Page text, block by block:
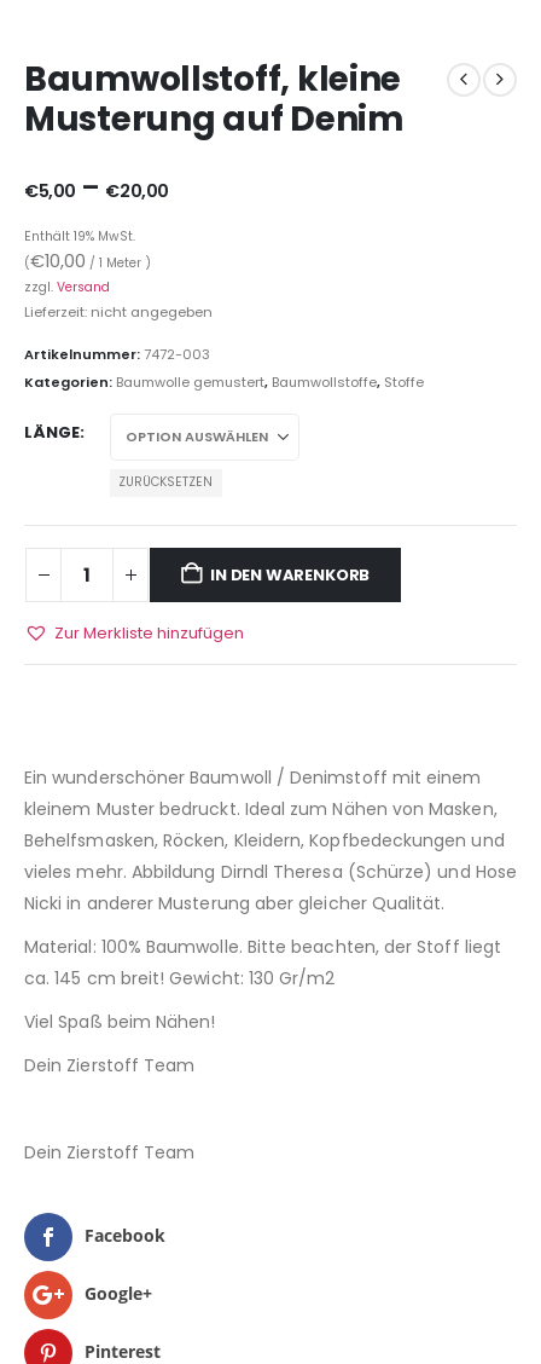
Baumwollstoff, kleine
Musterung auf Denim
€5,00 – €20,00
Enthält 19% MwSt.
(€10,00 / 1 Meter )
zzgl. Versand
Lieferzeit: nicht angegeben
Artikelnummer:7472-003
Kategorien: Baumwolle gemustert, Baumwollstoffe, Stoffe
LÄNGE
ZURÜCKSETZEN
IN DEN WARENKORB
Zur Merkliste hinzufügen
Ein wunderschöner Baumwoll / Denimstoff mit einem
kleinem Muster bedruckt. Ideal zum Nähen von Masken,
Behelfsmasken, Röcken, Kleidern, Kopfbedeckungen und
vieles mehr. Abbildung Dirndl Theresa (Schürze) und Hose
Nicki in anderer Musterung aber gleicher Qualität.
Material: 100% Baumwolle. Bitte beachten, der Stoff liegt
ca. 145 cm breit! Gewicht: 130 Gr/m2
Viel Spaß beim Nähen!
Dein Zierstoff Team
Dein Zierstoff Team
Facebook
Google+
Pinterest